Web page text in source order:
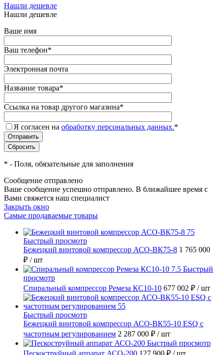
Нашли дешевле
Нашли дешевле
Ваше имя
Ваш телефон*
Электронная почта
Название товара*
Ссылка на товар другого магазина*
Я согласен на обработку персональных данных.*
* - Поля, обязательные для заполнения
Сообщение отправлено
Ваше сообщение успешно отправлено. В ближайшее время с
Вами свяжется наш специалист
Закрыть окно
Самые продаваемые товары
Быстрый просмотр
Бежецкий винтовой компрессор АСО-ВК75-8 1 765 000
₽ / шт
Быстрый
просмотр
Спиральный компрессор Ремеза КС10-10 677 002 ₽ / шт
Быстрый просмотр
Бежецкий винтовой компрессор АСО-ВК55-10 ESQ с
частотным регулированием 2 287 000 ₽ / шт
Быстрый просмотр
Пескоструйный аппарат АСО-200 127 900 ₽ / шт